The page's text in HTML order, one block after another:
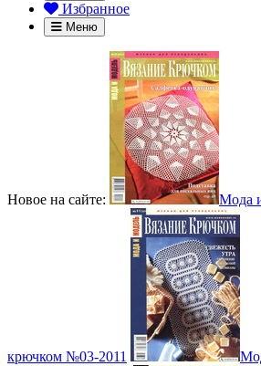
Избранное
Меню
Новое на сайте: Мода
крючком №03-2011